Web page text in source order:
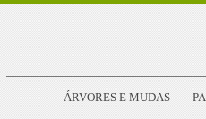
ÁRVORES E MUDAS